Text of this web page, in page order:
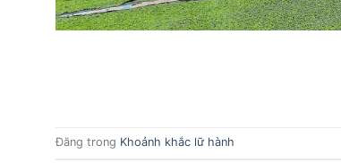
Đăng trong Khoảnh khắc lữ hành